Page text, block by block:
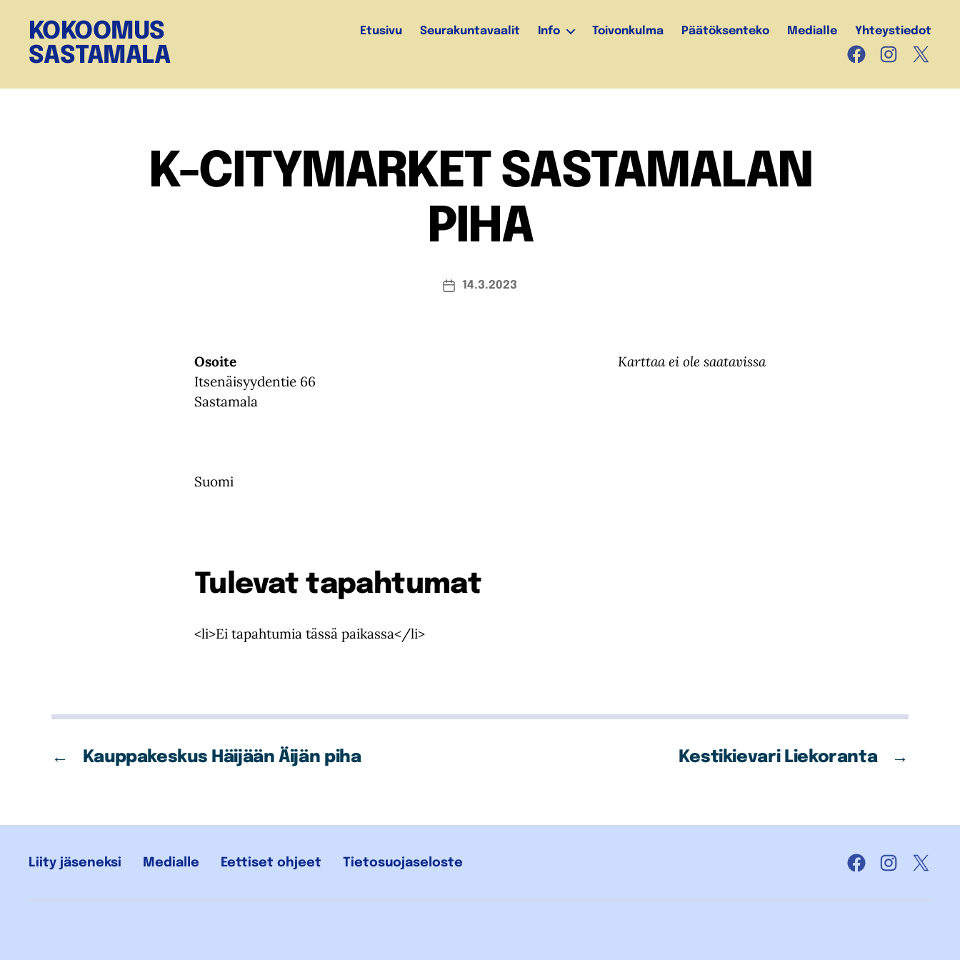
KOKOOMUS
SASTAMALA
Etusivu Seurakuntavaalit Info Toivonkulma Päätöksenteko Medialle Yhteystiedot
FacebookInstagram
X
K-CITYMARKET SASTAMALAN
PIHA
Julkaisupäivämäärä
14.3.2023
Karttaa ei ole saatavissa
Osoite
Itsenäisyydentie 66
Sastamala
Suomi
Tulevat tapahtumat
<li>Ei tapahtumia tässä paikassa</li>
← Kauppakeskus Häijään Äijän piha →
Kestikievari Liekoranta
Liity jäseneksi Medialle Eettiset ohjeet Tietosuojaseloste
FacebookInstagram
X